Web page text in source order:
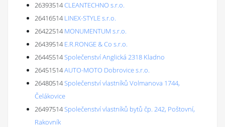
26393514CLEANTECHNO s.r.o.
26416514 LINEX-STYLE s.r.o.
26422514 MONUMENTUM s.r.o.
26439514 E.R.RONGE & Co s.r.o.
26445514Společenství Anglická 2318 Kladno
26451514AUTO-MOTO Dobrovice s.r.o.
26480514Společenství vlastníků Volmanova 1744,
Čelákovice
26497514Společenství vlastníků bytů čp. 242, Poštovní,
Rakovník